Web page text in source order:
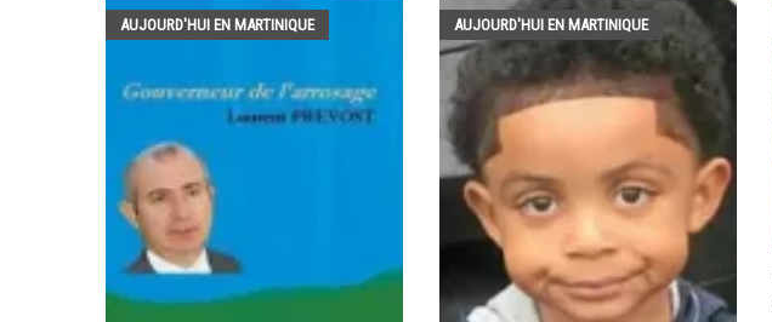
AUJOURD'HUI EN MARTINIQUE AUJOURD'HUI EN MARTINIQUE